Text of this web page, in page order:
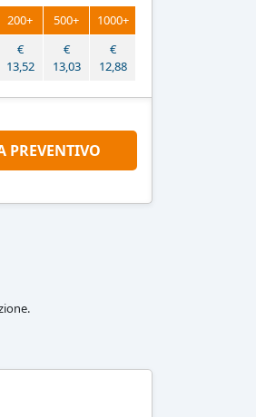
200+ 500+
1000+
€
13,52
€
13,03
€
12,88
PREVENTIVO